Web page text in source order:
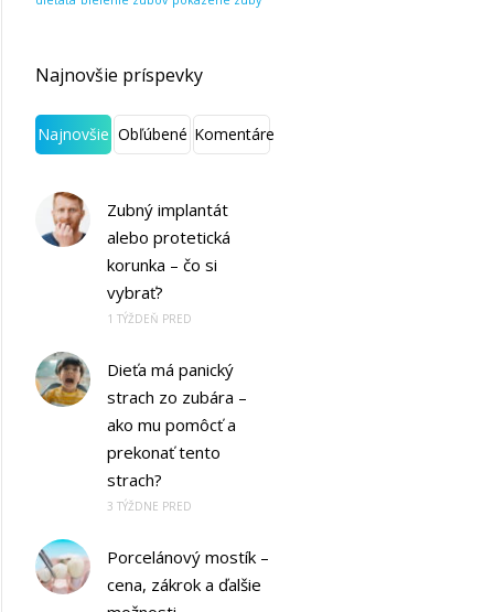
Najnovšie príspevky
Najnovšie Obľúbené Komentáre
Zubný implantát
alebo protetická
korunka – čo si
vybrať?
1 TÝŽDEŇ PRED
Dieťa má panický
strach zo zubára –
ako mu pomôcť a
prekonať tento
strach?
3 TÝŽDNE PRED
Porcelánový mostík –
cena, zákrok a ďalšie